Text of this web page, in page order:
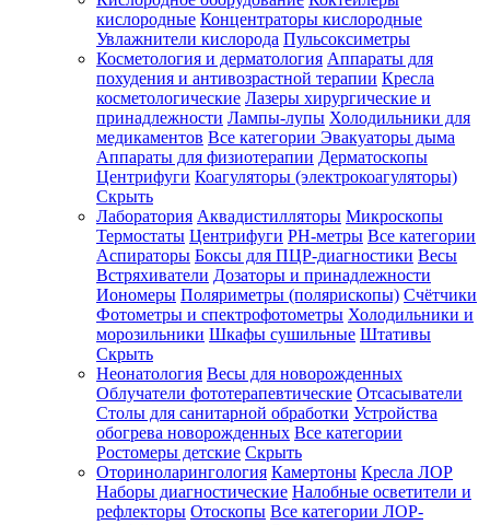
Зарегистрироваться
Зачем
регистрироваться?
Все
покупки
одном
месте
Личный
менеджер
Отслеживание
статуса
заказа
кислородные Концентраторы кислородные
Увлажнители кислорода Пульсоксиметры
Косметология и дерматология Аппараты для
похудения и антивозрастной терапии Кресла
косметологические Лазеры хирургические и
принадлежности Лампы-лупы Холодильники для
медикаментов Все категории Эвакуаторы дыма
Аппараты для физиотерапии Дерматоскопы
Центрифуги Коагуляторы (электрокоагуляторы)
Скрыть
Лаборатория Аквадистилляторы Микроскопы
Термостаты Центрифуги PH-метры Все категории
Аспираторы Боксы для ПЦР-диагностики Весы
Встряхиватели Дозаторы и принадлежности
Иономеры Поляриметры (полярископы) Счётчики
Фотометры и спектрофотометры Холодильники и
морозильники Шкафы сушильные Штативы
Скрыть
Неонатология Весы для новорожденных
Облучатели фототерапевтические Отсасыватели
Столы для санитарной обработки Устройства
обогрева новорожденных Все категории
Ростомеры детские Скрыть
Оториноларингология Камертоны Кресла ЛОР
Наборы диагностические Налобные осветители и
рефлекторы Отоскопы Все категории ЛОР-